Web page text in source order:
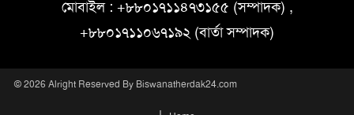
মোবাইল : +৮৮০১৭১১৪৭৩১৫৫ (সম্পাদক) ,
+৮৮০১৭১১০৬৭১৯২ (বার্তা সম্পাদক)
© 2026 Alright Reserved By Biswanatherdak24.com